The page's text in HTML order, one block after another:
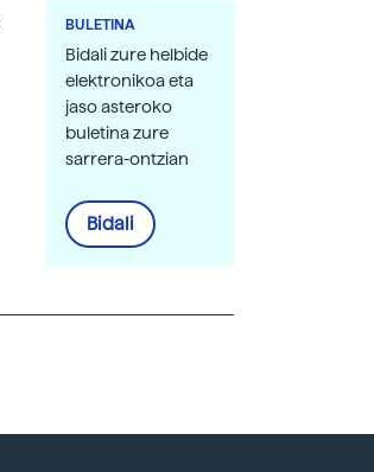
BULETINA
Bidali zure helbide
elektronikoa eta
jaso asteroko
buletina zure
sarrera-ontzian
Bidali